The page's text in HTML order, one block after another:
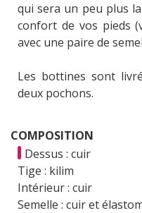
qui sera un peu plus
confort de vos pieds
avec une paire de
Les bottines sont
deux pochons.
COMPOSITION
Dessus : cuir
Tige : kilim
Intérieur : cuir
Semelle : cuir et